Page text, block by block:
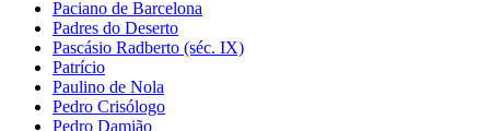
Paciano de Barcelona
Padres do Deserto
Pascásio Radberto (séc. IX)
Patrício
Paulino de Nola
Pedro Crisólogo
Pedro Damião